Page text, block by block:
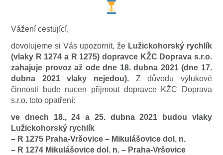
Vážení cestující,
dovolujeme si Vás upozornit, že Lužickohorský rychlík
(vlaky R 1274 a R 1275) dopravce KŽC Doprava s.r.o.
zahajuje provoz až ode dne 18. dubna 2021 (dne 17.
dubna 2021 vlaky nejedou). Z důvodu výlukové
činnosti bude nucen přijmout dopravce KŽC Doprava
s.r.o. toto opatření:
ve dnech 18., 24 a 25. dubna 2021 budou vlaky
Lužickohorský rychlík
– R 1275 Praha-Vršovice – Mikulášovice dol. n.
– R 1274 Mikulášovice dol. n. – Praha-Vršovice